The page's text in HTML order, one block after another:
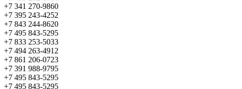
+7 341 270-9860
+7 395 243-4252
+7 843 244-8620
+7 495 843-5295
+7 833 253-5033
+7 494 263-4912
+7 861 206-0723
+7 391 988-9795
+7 495 843-5295
+7 495 843-5295